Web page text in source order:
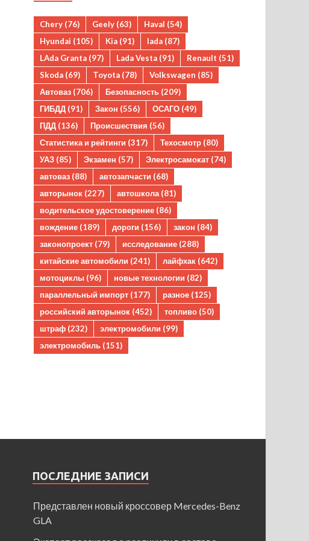
Chery (76) Geely (63) Haval (54)
Hyundai (105) Kia (91) lada (87)
LAda Granta (97) Lada Vesta (91) Renault (51)
Skoda (69) Toyota (78) Volkswagen (85)
Автоваз (706) Безопасность (209)
ГИБДД (91) Закон (556) ОСАГО (49)
ПДД (136) Происшествия (56)
Статистика и рейтинги (317) Техосмотр (80)
УАЗ (85) Экзамен (57) Электросамокат (74)
автоваз (88) автозапчасти (68)
авторынок (227) автошкола (81)
водительское удостоверение (86)
вождение (189) дороги (156) закон (84)
законопроект (79) исследование (288)
китайские автомобили (241) лайфхак (642)
мотоциклы (96) новые технологии (82)
параллельный импорт (177) разное (125)
российский авторынок (452) топливо (50)
штраф (232) электромобили (99)
электромобиль (151)
ПОСЛЕДНИЕ ЗАПИСИ
Представлен новый кроссовер Mercedes-Benz
GLA